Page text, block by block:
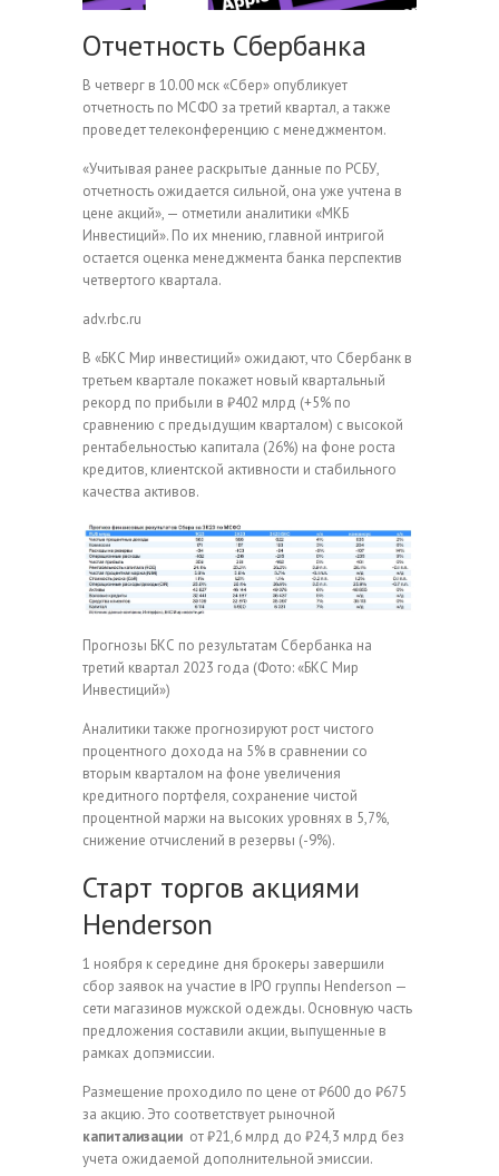
Отчетность Сбербанка
В четверг в 10.00 мск «Сбер» опубликует
отчетность по МСФО за третий квартал, а также
проведет телеконференцию с менеджментом.
«Учитывая ранее раскрытые данные по РСБУ,
отчетность ожидается сильной, она уже учтена в
цене акций», — отметили аналитики «МКБ
Инвестиций». По их мнению, главной интригой
остается оценка менеджмента банка перспектив
четвертого квартала.
adv.rbc.ru
В «БКС Мир инвестиций» ожидают, что Сбербанк в
третьем квартале покажет новый квартальный
рекорд по прибыли в ₽402 млрд (+5% по
сравнению с предыдущим кварталом) с высокой
рентабельностью капитала (26%) на фоне роста
кредитов, клиентской активности и стабильного
качества активов.
Прогнозы БКС по результатам Сбербанка на
третий квартал 2023 года (Фото: «БКС Мир
Инвестиций»)
Аналитики также прогнозируют рост чистого
процентного дохода на 5% в сравнении со
вторым кварталом на фоне увеличения
кредитного портфеля, сохранение чистой
процентной маржи на высоких уровнях в 5,7%,
снижение отчислений в резервы (-9%).
Старт торгов акциями
Henderson
1 ноября к середине дня брокеры завершили
сбор заявок на участие в IPO группы Henderson —
сети магазинов мужской одежды. Основную часть
предложения составили акции, выпущенные в
рамках допэмиссии.
Размещение проходило по цене от ₽600 до ₽675
за акцию. Это соответствует рыночной
капитализации от ₽21,6 млрд до ₽24,3 млрд без
учета ожидаемой дополнительной эмиссии.